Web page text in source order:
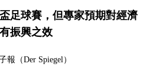
足球賽，但專家預期對經濟
振興之效
（Der Spiegel）